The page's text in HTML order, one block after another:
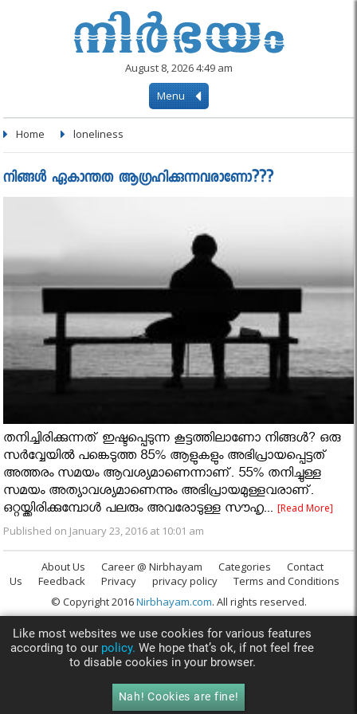
August 8, 2026 4:49 am
Menu
Home loneliness
നിങ്ങൾ ഏകാന്തത ആഗ്രഹിക്കുന്നവരാണോ???
തനിച്ചിരിക്കുന്നത് ഇഷ്ടപ്പെടുന്ന കൂട്ടത്തിലാണോ നിങ്ങൾ? ഒരു
സര്‍വ്വേയില്‍ പങ്കെടുത്ത 85% ആളുകളും അഭിപ്രായപ്പെട്ടത്
അത്തരം സമയം ആവശ്യമാണെന്നാണ്. 55% തനിച്ചുള്ള
സമയം അത്യാവശ്യമാണെന്നും അഭിപ്രായമുള്ളവരാണ്.
ഒറ്റയ്ക്കിരിക്കുമ്പോള്‍ പലരും അവരോടുള്ള സൗഹൃ...[Read More]
Published on January 23, 2016 at 10:01 am
About Us Career @ Nirbhayam Categories
Contact
Us
Feedback Privacy privacy policy
Terms and Conditions
© Copyright 2016Nirbhayam.com. All rights reserved.
Like most websites we use cookies for various features
according to our policy. We hope that’s ok, if not feel free
to disable cookies in your browser.
Nah! Cookies are fine!